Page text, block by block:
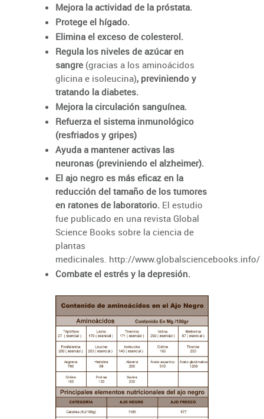
Mejora la actividad de la próstata.
Protege el hígado.
Elimina el exceso de colesterol.
Regula los niveles de azúcar en
sangre (gracias a los aminoácidos
glicina e isoleucina), previniendo y
tratando la diabetes.
Mejora la circulación sanguínea.
Refuerza el sistema inmunológico
(resfriados y gripes)
Ayuda a mantener activas las
neuronas (previniendo el alzheimer).
El ajo negro es más eficaz en la
reducción del tamaño de los tumores
en ratones de laboratorio. El estudio
fue publicado en una revista Global
Science Books sobre la ciencia de
plantas
medicinales. http://www.globalsciencebooks.info/
Combate el estrés y la depresión.